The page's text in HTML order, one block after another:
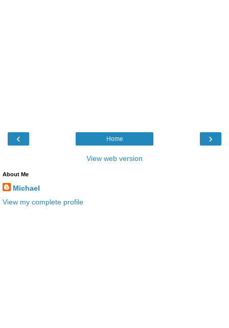
‹ ›
Home
View web version
About Me
Michael
View my complete profile